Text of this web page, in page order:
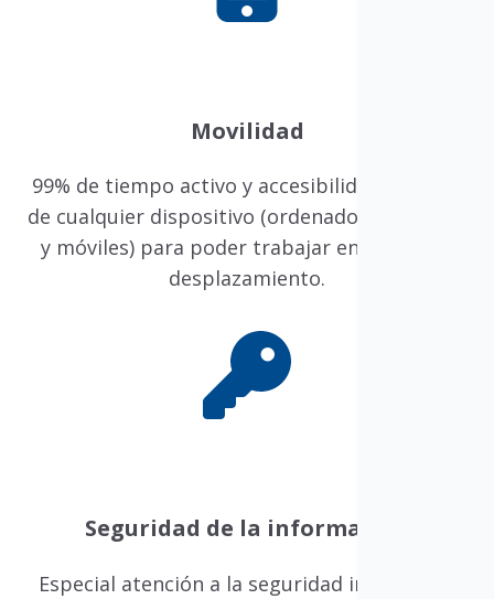
Movilidad
99% de tiempo activo y accesibilidad a través
de cualquier dispositivo (ordenadores, tablets
y móviles) para poder trabajar en cualquier
desplazamiento.
Seguridad de la información
Especial atención a la seguridad integrada y